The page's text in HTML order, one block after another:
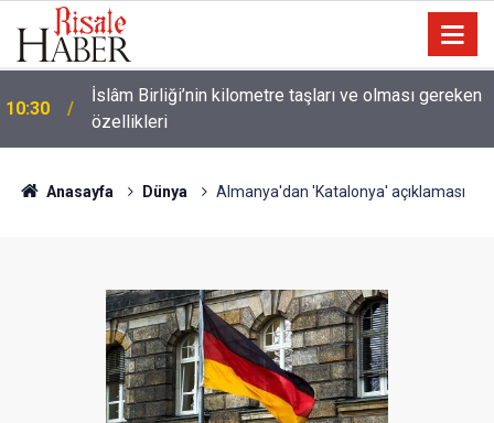
09:47
Ünlü futbolcu Dembele: Eşimin yüzünü
göstermemesi dini bir mesele!
Anasayfa Dünya Almanya'dan 'Katalonya' açıklaması